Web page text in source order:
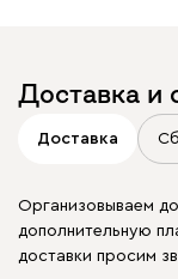
Доставка и
Доставка
Организовываем
дополнительную
доставки просим